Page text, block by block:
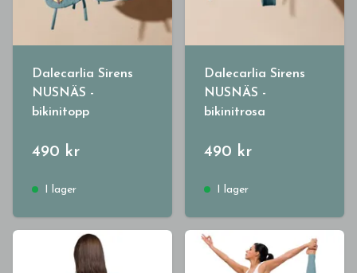
Dalecarlia Sirens
NUSNÄS -
bikinitopp
490 kr
I lager
Dalecarlia Sirens
NUSNÄS -
bikinitrosa
490 kr
I lager